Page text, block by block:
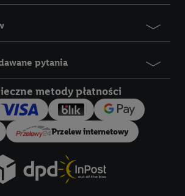
pytania
metody płatności
Przelew internetowy